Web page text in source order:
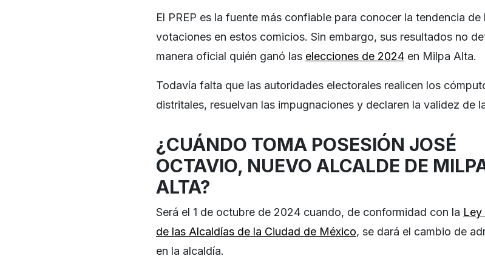
El PREP es la fuente más confiable para conocer la tendencia de
votaciones en estos comicios. Sin embargo, sus resultados no
manera oficial quién ganó las elecciones de 2024 en Milpa Alta.
Todavía falta que las autoridades electorales realicen los
distritales, resuelvan las impugnaciones y declaren la validez de
¿CUÁNDO TOMA POSESIÓN JOSÉ
OCTAVIO, NUEVO ALCALDE DE
ALTA?
Será el 1 de octubre de 2024 cuando, de conformidad con la Ley
de las Alcaldías de la Ciudad de México, se dará el cambio de
en la alcaldía.